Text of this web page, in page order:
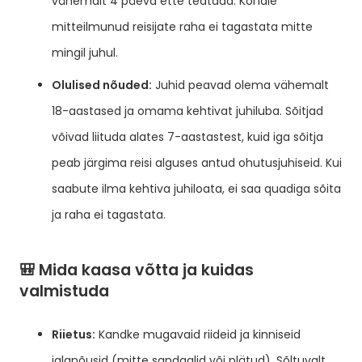
mitteilmunud reisijate raha ei tagastata mitte
mingil juhul.
Olulised nõuded: Juhid peavad olema vähemalt
18-aastased ja omama kehtivat juhiluba. Sõitjad
võivad liituda alates 7-aastastest, kuid iga sõitja
peab järgima reisi alguses antud ohutusjuhiseid. Kui
saabute ilma kehtiva juhiloata, ei saa quadiga sõita
ja raha ei tagastata.
🎒 Mida kaasa võtta ja kuidas
valmistuda
Riietus: Kandke mugavaid riideid ja kinniseid